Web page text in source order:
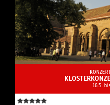
16.5.